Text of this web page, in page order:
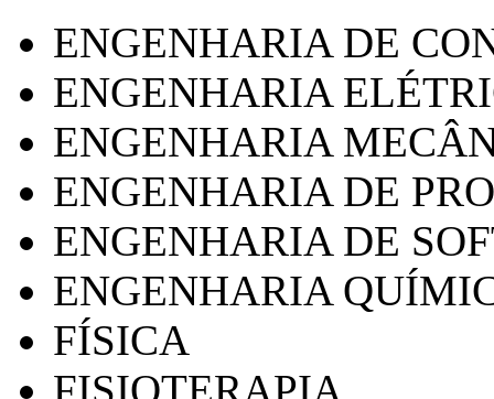
ENGENHARIA DE
ENGENHARIA
ENGENHARIA
ENGENHARIA DE
ENGENHARIA DE
ENGENHARIA
FÍSICA
FISIOTERAPIA